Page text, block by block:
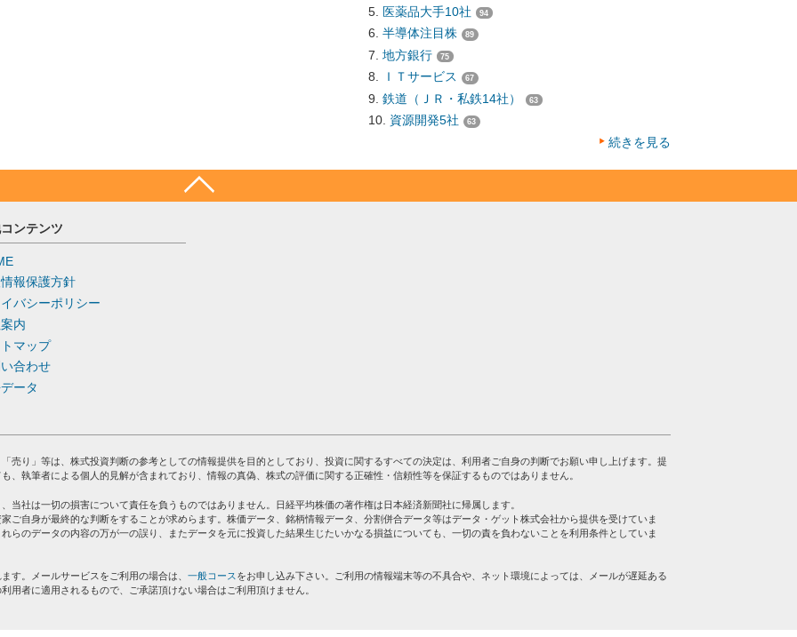
医薬品大手10社 94
半導体注目株 89
地方銀行 75
ＩＴサービス 67
鉄道（ＪＲ・私鉄14社） 63
資源開発5社 63
続きを見る
ンテンツ
報保護方針
バシーポリシー
内
マップ
合わせ
ータ
売り」等は、株式投資判断の参考としての情報提供を目的としており、投資に関するすべての決定は、利用者ご自身の判断でお願い申し上げます。提
、執筆者による個人的見解が含まれており、情報の真偽、株式の評価に関する正確性・信頼性等を保証するものではありません。
当社は一切の損害について責任を負うものではありません。日経平均株価の著作権は日本経済新聞社に帰属します。
ご自身が最終的な判断をすることが求めらます。株価データ、銘柄情報データ、分割併合データ等はデータ・ゲット株式会社から提供を受けていま
らのデータの内容の万が一の誤り、またデータを元に投資した結果生じたいかなる損益についても、一切の責を負わないことを利用条件としていま
す。メールサービスをご利用の場合は、 一般コースをお申し込み下さい。ご利用の情報端末等の不具合や、ネット環境によっては、メールが遅延ある
用者に適用されるもので、ご承諾頂けない場合はご利用頂けません。